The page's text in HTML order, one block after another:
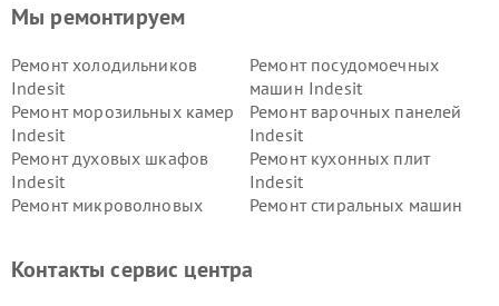
Мы ремонтируем
Ремонт холодильников
Indesit
Ремонт посудомоечных
машин Indesit
Ремонт морозильных камер
Indesit
Ремонт варочных панелей
Indesit
Ремонт духовых шкафов
Indesit
Ремонт кухонных плит
Indesit
Ремонт микроволновых
Ремонт стиральных машин
Indesit
Indesit
Контакты сервис центра